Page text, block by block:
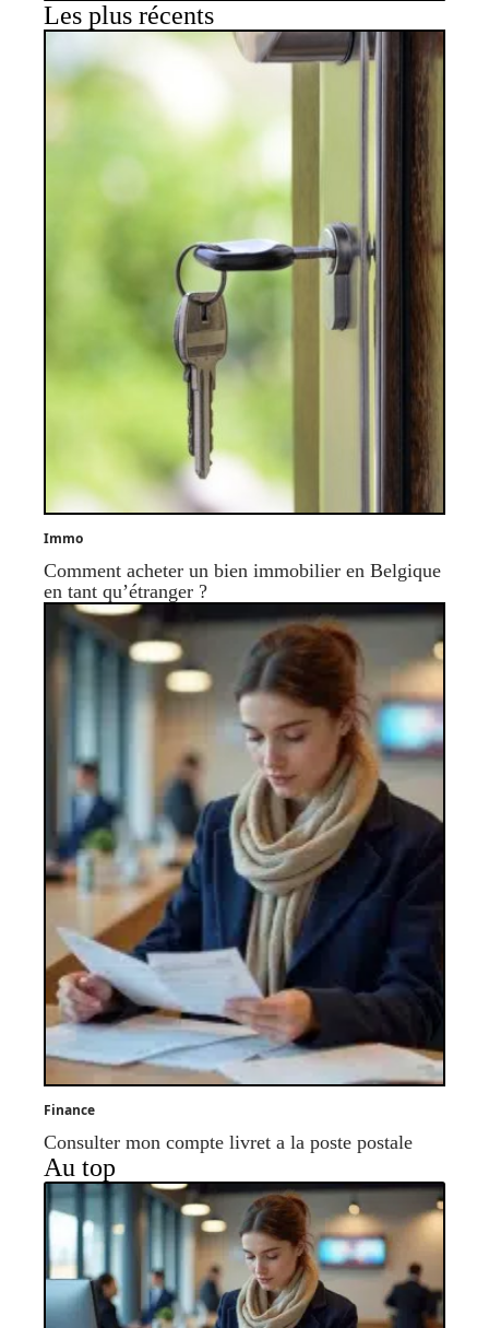
Les plus récents
Immo
Comment acheter un bien immobilier en Belgique
en tant qu’étranger ?
Finance
Consulter mon compte livret a la poste postale
Au top